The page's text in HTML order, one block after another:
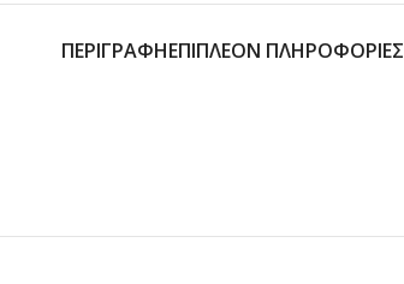
ΠΕΡΙΓΡΑΦΉΕΠΙΠΛΈΟΝ ΠΛΗΡΟΦΟΡΊΕΣ